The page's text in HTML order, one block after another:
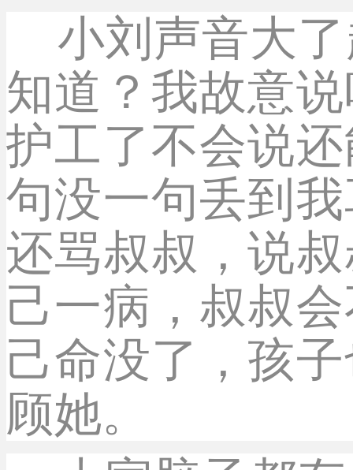
小刘声音大了
知道？我故意
护工了不会说
句没一句丢到
还骂叔叔，说
己一病，叔叔
己命没了，孩
顾她。